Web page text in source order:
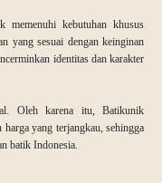
memenuhi kebutuhan khusus
yang sesuai dengan keinginan
identitas dan karakter
Oleh karena itu, Batikunik
yang terjangkau, sehingga
batik Indonesia.